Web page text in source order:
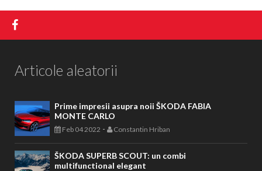
Articole aleatorii
Prime impresii asupra noii ŠKODA FABIA
MONTE CARLO
Feb 04 2022 - Constantin Hriban
ŠKODA SUPERB SCOUT: un combi
multifunctional elegant